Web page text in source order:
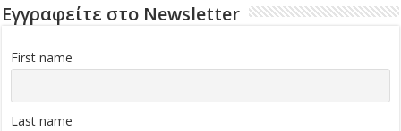
Εγγραφείτε στο Newsletter
First name
Last name